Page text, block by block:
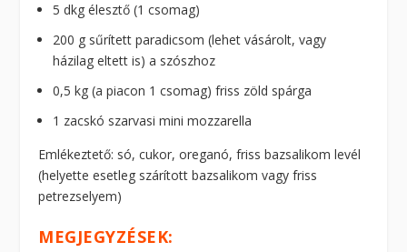
5 dkg élesztő (1 csomag)
200 g sűrített paradicsom (lehet vásárolt, vagy
házilag eltett is) a szószhoz
0,5 kg (a piacon 1 csomag) friss zöld spárga
1 zacskó szarvasi mini mozzarella
Emlékeztető: só, cukor, oreganó, friss bazsalikom levél
(helyette esetleg szárított bazsalikom vagy friss
petrezselyem)
MEGJEGYZÉSEK: